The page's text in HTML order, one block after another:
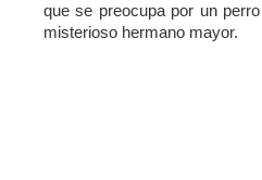
que se preocupa por un
misterioso hermano mayor.